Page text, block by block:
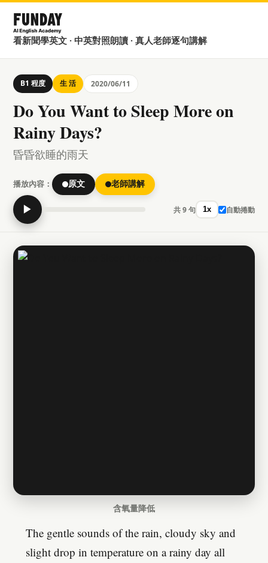
看新聞學英文 · 中英對照朗讀 · 真人老師逐句講解
B1 程度 生 活 2020/06/11
Do You Want to Sleep More on
Rainy Days?
昏昏欲睡的雨天
播放內容： 原文 老師講解
▶ 共 9 句 1x 自動捲動
含氧量降低
The gentle sounds of the rain, cloudy sky and
slight drop in temperature on a rainy day all